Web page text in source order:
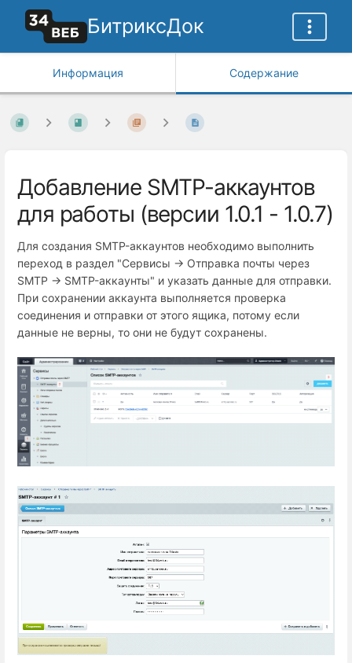
БитриксДок
Информация Содержание
Добавление SMTP-аккаунтов
для работы (версии 1.0.1 - 1.0.7)
Для создания SMTP-аккаунтов необходимо выполнить
переход в раздел "Сервисы → Отправка почты через
SMTP → SMTP-аккаунты" и указать данные для отправки.
При сохранении аккаунта выполняется проверка
соединения и отправки от этого ящика, потому если
данные не верны, то они не будут сохранены.